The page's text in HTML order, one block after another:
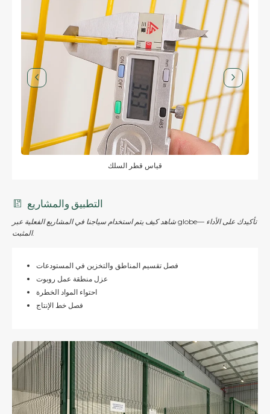
قياس قطر السلك
التطبيق والمشاريع
شاهد كيف يتم استخدام سياجنا في المشاريع الفعلية عبر globe— تأكيدك على الأداء
المثبت.
فصل تقسيم المناطق والتخزين في المستودعات
عزل منطقة عمل روبوت
احتواء المواد الخطرة
فصل خط الإنتاج